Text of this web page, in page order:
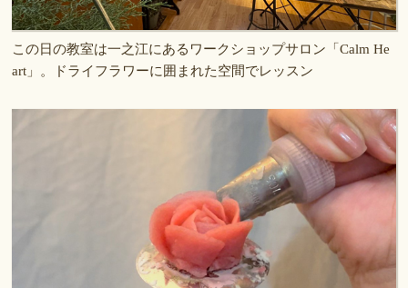
この日の教室は一之江にあるワークショップサロン「Calm He
art」。ドライフラワーに囲まれた空間でレッスン